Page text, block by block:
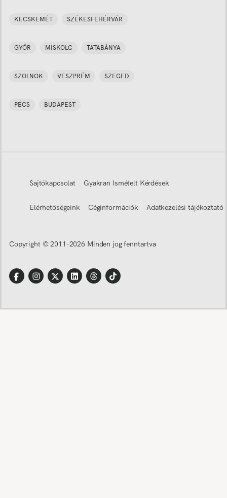
KECSKEMÉT SZÉKESFEHÉRVÁR
GYŐR MISKOLC TATABÁNYA
SZOLNOK VESZPRÉM SZEGED
PÉCS BUDAPEST
Sajtókapcsolat Gyakran Ismételt Kérdések
Elérhetőségeink Céginformációk Adatkezelési tájékoztató
Copyright © 2011-2026 Minden jog fenntartva